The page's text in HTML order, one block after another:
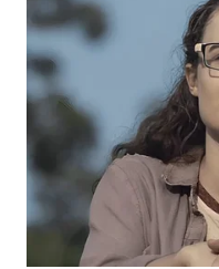
LANGKAT
TAPANULI
SELATAN
WN
TANJUNG
LESUNG